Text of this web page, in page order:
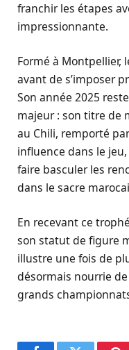
franchir les étapes
impressionnante.
Formé à Montpellier,
avant de s’imposer
Son année 2025
majeur : son titre de
au Chili, remporté
influence dans le
faire basculer les
dans le sacre
En recevant ce
son statut de figure
illustre une fois de
désormais nourrie
grands